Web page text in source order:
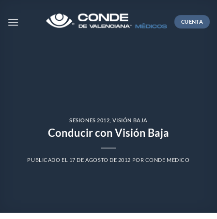
CUENTA
SESIONES 2012 VISIÓN BAJA
Conducir con Visión Baja
PUBLICADO EL 17 DE AGOSTO DE 2012 POR CONDE MEDICO